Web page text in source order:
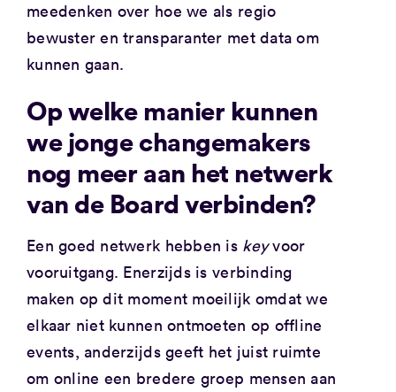
meedenken over hoe we als regio
bewuster en transparanter met data om
kunnen gaan.
Op welke manier kunnen
we jonge changemakers
nog meer aan het netwerk
van de Board verbinden?
Een goed netwerk hebben is keyvoor
vooruitgang. Enerzijds is verbinding
maken op dit moment moeilijk omdat we
elkaar niet kunnen ontmoeten op offline
events, anderzijds geeft het juist ruimte
om online een bredere groep mensen aan